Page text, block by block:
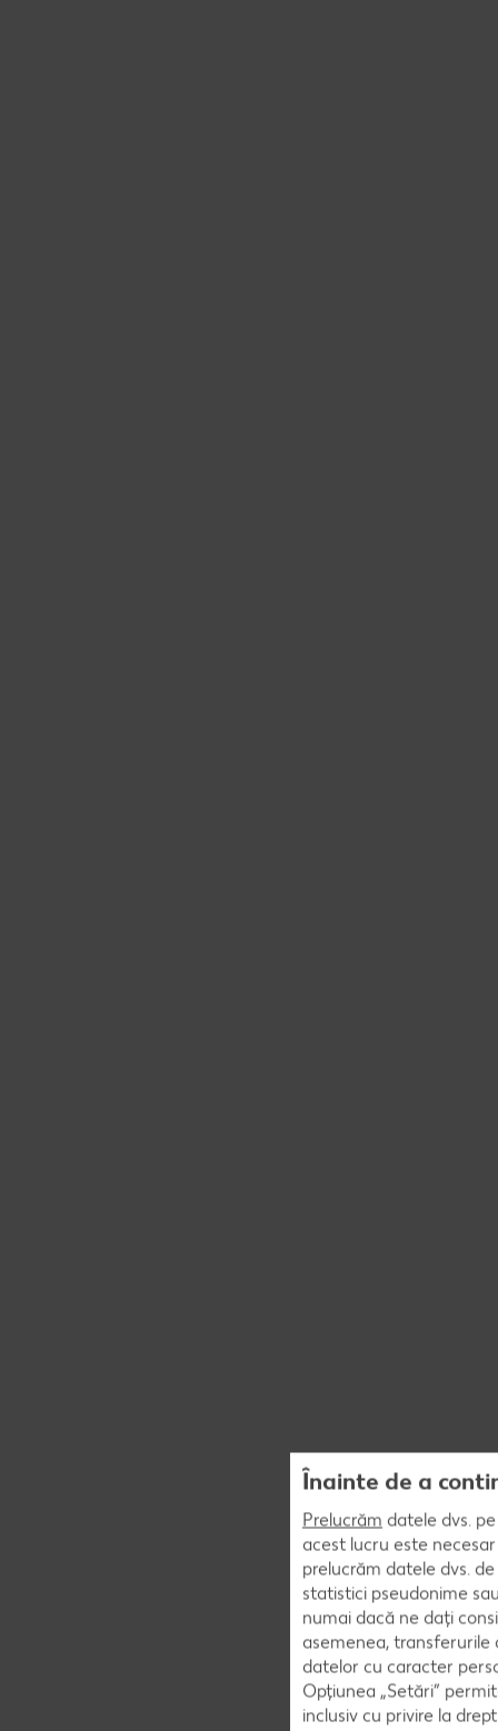
Înainte de a
Prelucrăm datele dvs.
acest lucru este
prelucrăm datele dvs.
statistici pseudonime
numai dacă ne dați
asemenea,
datelor cu caracter
Opțiunea „Setări”
inclusiv cu privire la